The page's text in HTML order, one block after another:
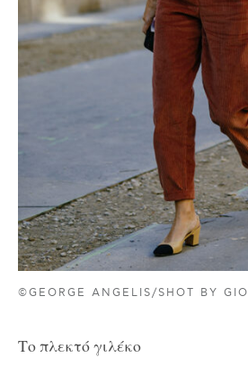
©GEORGE ANGELIS/SHOT BY GIO
Το πλεκτό γιλέκο